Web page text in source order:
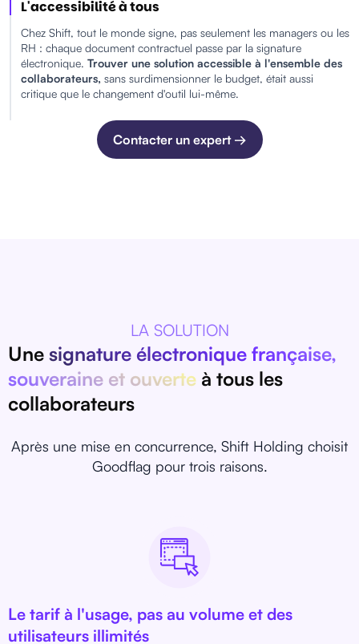
L'accessibilité à tous
Chez Shift, tout le monde signe, pas seulement les managers ou les
RH : chaque document contractuel passe par la signature
électronique. Trouver une solution accessible à l'ensemble des
collaborateurs, sans surdimensionner le budget, était aussi
critique que le changement d'outil lui-même.
Contacter un expert →
LA SOLUTION
Une signature électronique française,
souveraine et ouverte à tous les
collaborateurs
Après une mise en concurrence, Shift Holding choisit
Goodflag pour trois raisons.
Le tarif à l'usage, pas au volume et des
utilisateurs illimités